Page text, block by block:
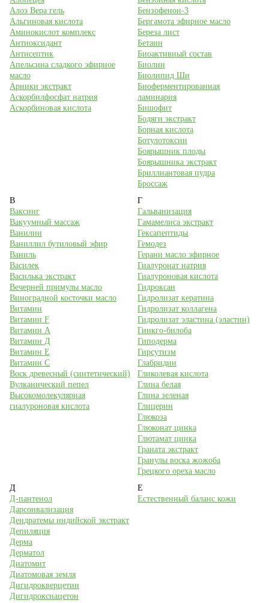
Алоэ Вера гель
Альгиновая кислота
Аминокислот комплекс
Антиоксидант
Антисептик
Апельсина сладкого эфирное
масло
Арники экстракт
Аскорбилфосфат натрия
Аскорбиновая кислота
Бензофенон-3
Бергамота эфирное масло
Береза лист
Бетаин
Биоактивный состав
Биолин
Биолипид Ши
Биоферментированная
ламинария
Бишофит
Бодяги экстракт
Борная кислота
Ботулотоксин
Боярышник плоды
Боярышника экстракт
Бриллиантовая пудра
Броссаж
В
Ваксинг
Вакуумный массаж
Ванилин
Ваниллил бутиловый эфир
Ваниль
Василек
Василька экстракт
Вечерней примулы масло
Виноградной косточки масло
Витамин
Витамин F
Витамин А
Витамин Д
Витамин Е
Витамин С
Воск древесный (синтетический)
Вулканический пепел
Высокомолекулярная
гиалуроновая кислота
Г
Гальванизация
Гамамелиса экстракт
Гексапептиды
Гемодез
Герани масло эфирное
Гиалуронат натрия
Гиалуроновая кислота
Гидроксан
Гидролизат кератина
Гидролизат коллагена
Гидролизат эластина (эластин)
Гинкго-билоба
Гиподерма
Гирсутизм
Глабридин
Гликолевая кислота
Глина белая
Глина зеленая
Глицерин
Глюкоза
Глюконат цинка
Глютамат цинка
Граната экстракт
Гранулы воска жожоба
Грецкого ореха масло
Д
Д-пантенол
Дарсонвализация
Дендратемы индийской экстракт
Депиляция
Дерма
Дерматол
Диатомит
Диатомовая земля
Дигидрокверцетин
Дигидроксиацетон
Е
Естественный баланс кожи